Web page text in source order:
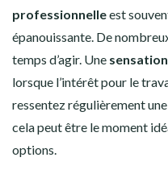
professionnelleest
épanouissante. De
temps d’agir. Une
lorsque l’intérêt pour le
ressentez régulièrement
cela peut être le moment
options.